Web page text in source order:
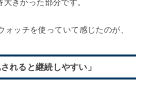
きかった部分です。
ォッチを使っていて感じたのが、
れると継続しやすい」